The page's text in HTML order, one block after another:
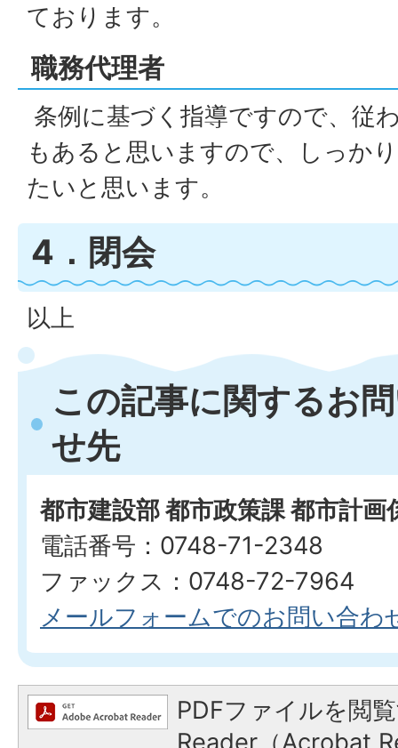
ております。
職務代理者
条例に基づく指導ですので、従
もあると思いますので、しっか
たいと思います。
4．閉会
以上
この記事に関するお
せ先
都市建設部 都市政策課 都市計画
電話番号：0748-71-2348
ファックス：0748-72-7964
メールフォームでのお問い合わ
PDFファイルを閲
Reader（Acrobat